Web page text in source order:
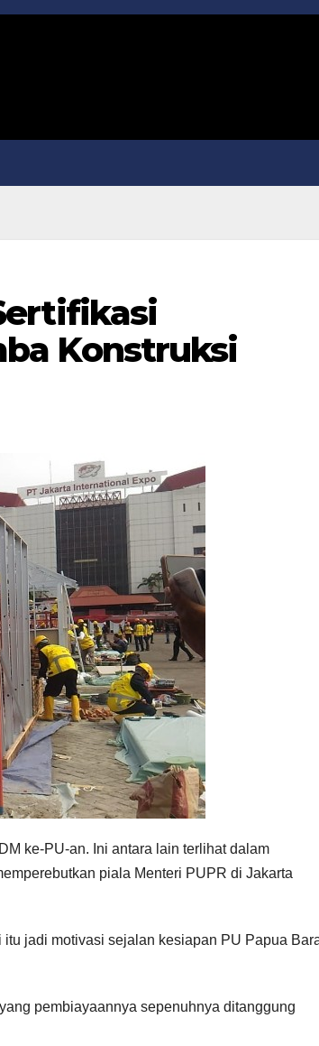
Konstruksi
ke-PU-an. Ini antara lain terlihat dalam
piala Menteri PUPR di Jakarta
jadi motivasi sejalan kesiapan PU Papua
pembiayaannya sepenuhnya ditanggung